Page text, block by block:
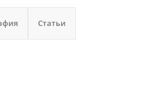
Статьи